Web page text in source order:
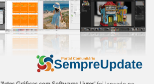
LIVE: Blender + BigLinux = Objetos para
Jogos
Canal Bate Papo Nerd tem notícias do
mundo livre